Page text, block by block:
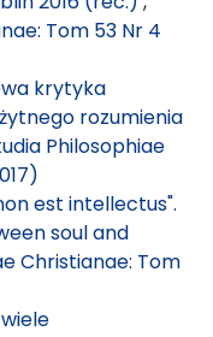
Tom 53 Nr 4
krytyka
rozumienia
Philosophiae
est intellectus".
soul and
Christianae: Tom